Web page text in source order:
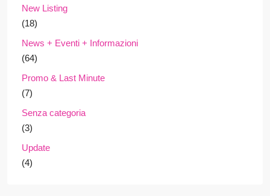
New Listing
(18)
News + Eventi + Informazioni
(64)
Promo & Last Minute
(7)
Senza categoria
(3)
Update
(4)